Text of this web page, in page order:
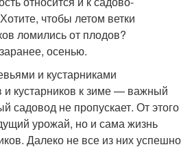
чтобы летом ветки
ломились от плодов?
осенью.
и кустарниками
и кустарников к зиме — важный
садовод не пропускает. От этого
урожай, но и сама жизнь
Далеко не все из них успешно